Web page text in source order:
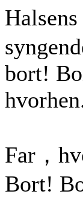
bort!
Far，
Bort!